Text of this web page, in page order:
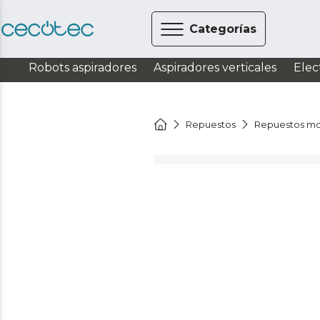
Categorías
Robots aspiradores Aspiradores verticales
Repuestos Repuestos